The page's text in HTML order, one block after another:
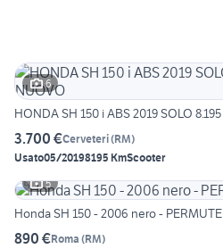
6
3.700 €Cerveteri(RM)
Usato05/20198195 KmScooter
5
Honda SH 150 - 2006 nero - PERMUTE
890 €Roma (RM)